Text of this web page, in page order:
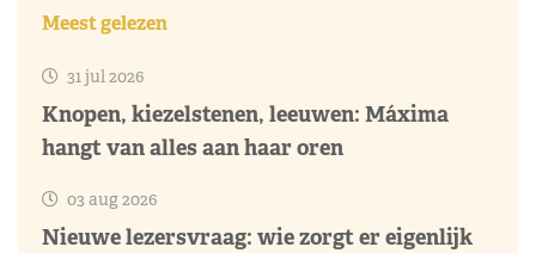
Meest gelezen
31 jul 2026
Knopen, kiezelstenen, leeuwen: Máxima
hangt van alles aan haar oren
03 aug 2026
Nieuwe lezersvraag: wie zorgt er eigenlijk